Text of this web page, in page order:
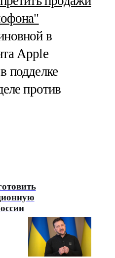
в
Apple
подделке
против